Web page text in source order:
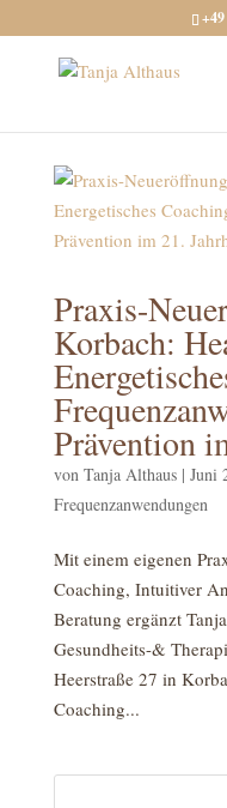
Praxis-
Korbach:
Prävention
von Tanja Althaus| Juni
Frequenzanwendungen
Mit einem eigenen
Coaching, Intuitiver
Beratung ergänzt
Gesundheits-&
Heerstraße 27 in
Coaching...